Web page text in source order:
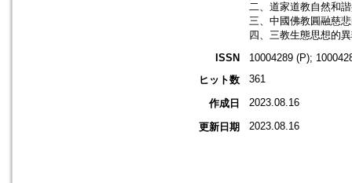
二、道家道教自然和
三、中國佛教圓融慈
四、三教生態思想的
ISSN
10004289 (P);
ヒット数
361
作成日 2023.08.16
更新日期 2023.08.16